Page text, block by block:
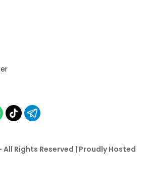
Rights Reserved | Proudly Hosted